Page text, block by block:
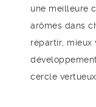
une meilleure
arômes dans
répartir, mieux
cercle